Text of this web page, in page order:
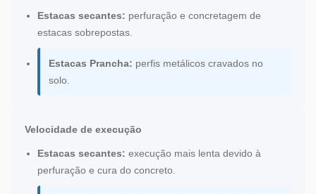
Estacas secantes: perfuração e concretagem de
estacas sobrepostas.
Estacas Prancha: perfis metálicos cravados no
solo.
Velocidade de execução
Estacas secantes: execução mais lenta devido à
perfuração e cura do concreto.